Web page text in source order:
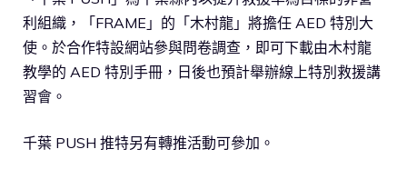
利組織，「FRAME」的「木村龍」將擔任 AED 特別大
使。於合作特設網站參與問卷調查，即可下載由木村龍
教學的 AED 特別手冊，日後也預計舉辦線上特別救援講
習會。
千葉 PUSH 推特另有轉推活動可參加。